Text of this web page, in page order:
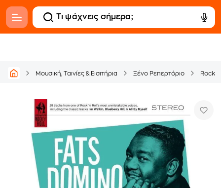
Μουσική, Ταινίες & Εισιτήρια Ξένο Ρεπερτόριο Rock